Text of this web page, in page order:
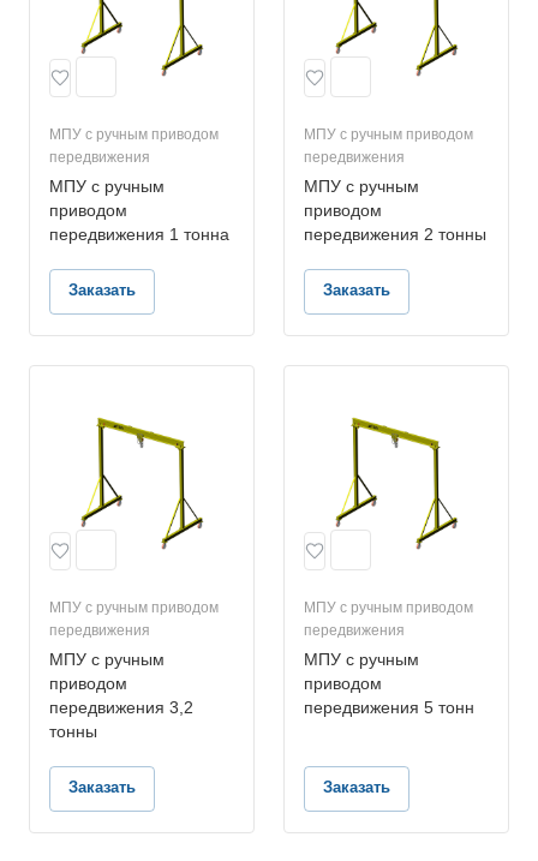
МПУ с ручным приводом
передвижения
МПУ с ручным
приводом
передвижения 1 тонна
Заказать
МПУ с ручным приводом
передвижения
МПУ с ручным
приводом
передвижения 2 тонны
Заказать
МПУ с ручным приводом
передвижения
МПУ с ручным
приводом
передвижения 3,2
тонны
Заказать
МПУ с ручным приводом
передвижения
МПУ с ручным
приводом
передвижения 5 тонн
Заказать